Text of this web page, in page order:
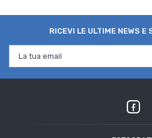
RICEVI LE ULTIME NEWS E